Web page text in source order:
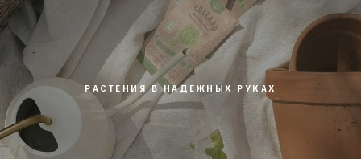
РАСТЕНИЯ В НАДЕЖНЫХ РУКАХ